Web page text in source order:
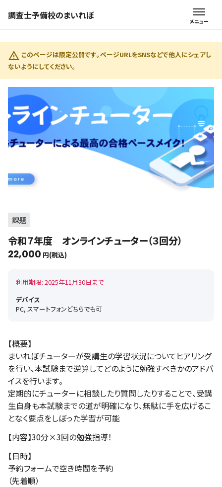
調査士予備校のまいれぼ
このページは限定公開です。ページURLをSNSなどで他人にシェアし
ないようにしてください。
課題
令和７年度 オンラインチューター（３回分）
22,000 円(税込)
利用期限: 2025年11月30日まで
デバイス
PC, スマートフォンどちらでも可
【概要】
まいれぼチューターが受講生の学習状況についてヒアリング
を行い、本試験まで逆算してどのように勉強すべきかのアドバ
イスを行います。
定期的にチューターに相談したり質問したりすることで、受講
生自身も本試験までの道が明確になり、無駄に手を広げるこ
となく要点をしぼった学習が可能
【内容】30分×3回の勉強指導！
【日時】
予約フォームで空き時間を予約
（先着順）